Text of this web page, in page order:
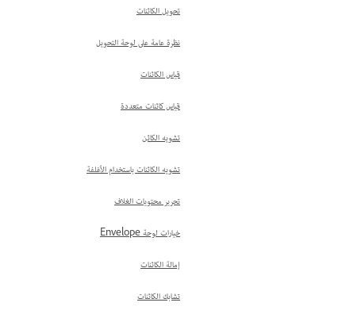
تحويل الكائنات
نظرة عامة على لوحة التحويل
قياس الكائنات
قياس كائنات متعددة
تشويه الكائن
تشويه الكائنات باستخدام الأغلفة
تحرير محتويات الغلاف
خيارات لوحة Envelope
إمالة الكائنات
تشابك الكائنات